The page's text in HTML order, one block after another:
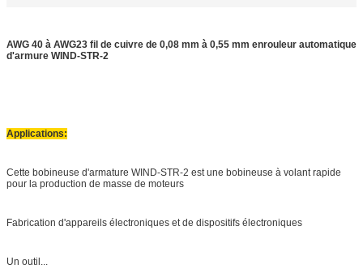
AWG 40 à AWG23 fil de cuivre de 0,08 mm à 0,55 mm enrouleur automatique
d'armure WIND-STR-2
Applications:
Cette bobineuse d'armature WIND-STR-2 est une bobineuse à volant rapide
pour la production de masse de moteurs
Fabrication d'appareils électroniques et de dispositifs électroniques
Un outil...